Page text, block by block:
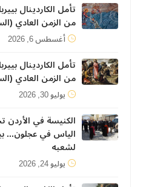
تأمل الكاردينال
من الزمن العادي
أغسطس 6, 2026
تأمل الكاردينال
من الزمن العادي
يوليو 30, 2026
الكنيسة في الأردن
الياس في عجلون...
لشعبه
يوليو 24, 2026